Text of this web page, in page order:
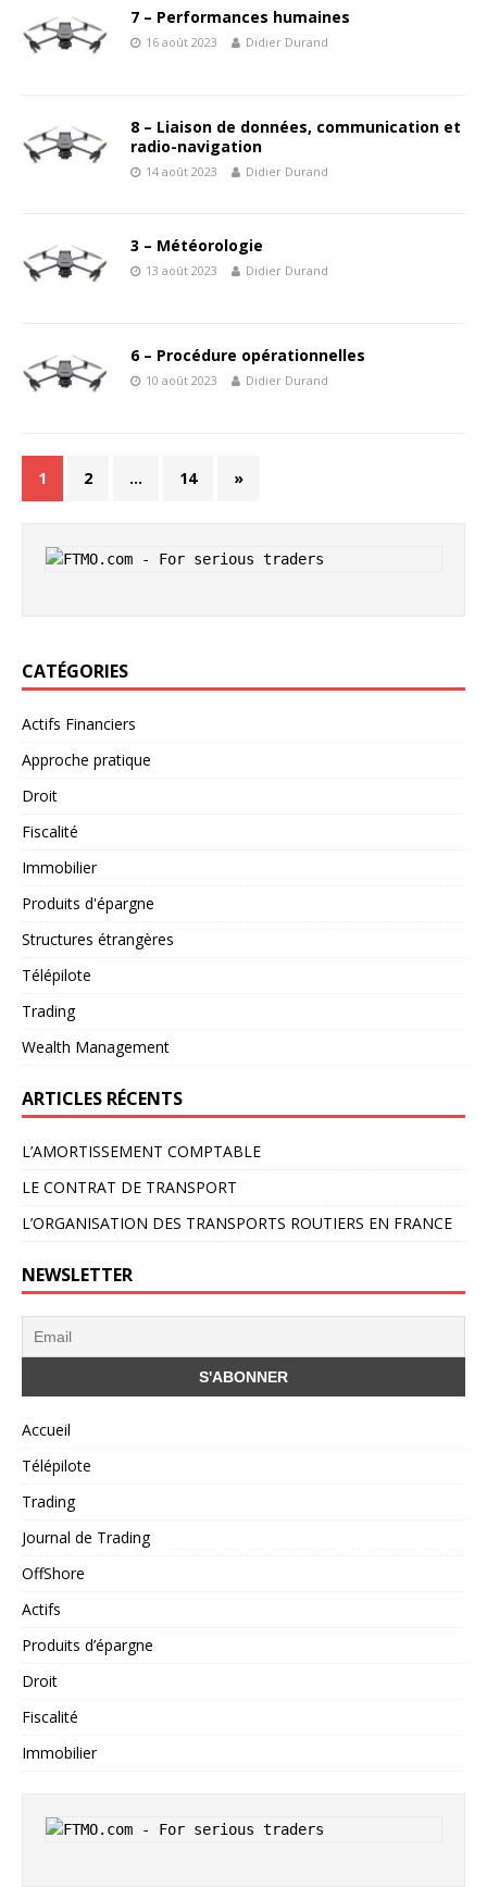
7 – Performances humaines
16 août 2023 Didier Durand
8 – Liaison de données, communication et
radio-navigation
14 août 2023 Didier Durand
3 – Météorologie
13 août 2023 Didier Durand
6 – Procédure opérationnelles
10 août 2023 Didier Durand
1 2 … 14 »
CATÉGORIES
Actifs Financiers
Approche pratique
Droit
Fiscalité
Immobilier
Produits d'épargne
Structures étrangères
Télépilote
Trading
Wealth Management
ARTICLES RÉCENTS
L’AMORTISSEMENT COMPTABLE
LE CONTRAT DE TRANSPORT
L’ORGANISATION DES TRANSPORTS ROUTIERS EN FRANCE
NEWSLETTER
Accueil
Télépilote
Trading
Journal de Trading
OffShore
Actifs
Produits d’épargne
Droit
Fiscalité
Immobilier